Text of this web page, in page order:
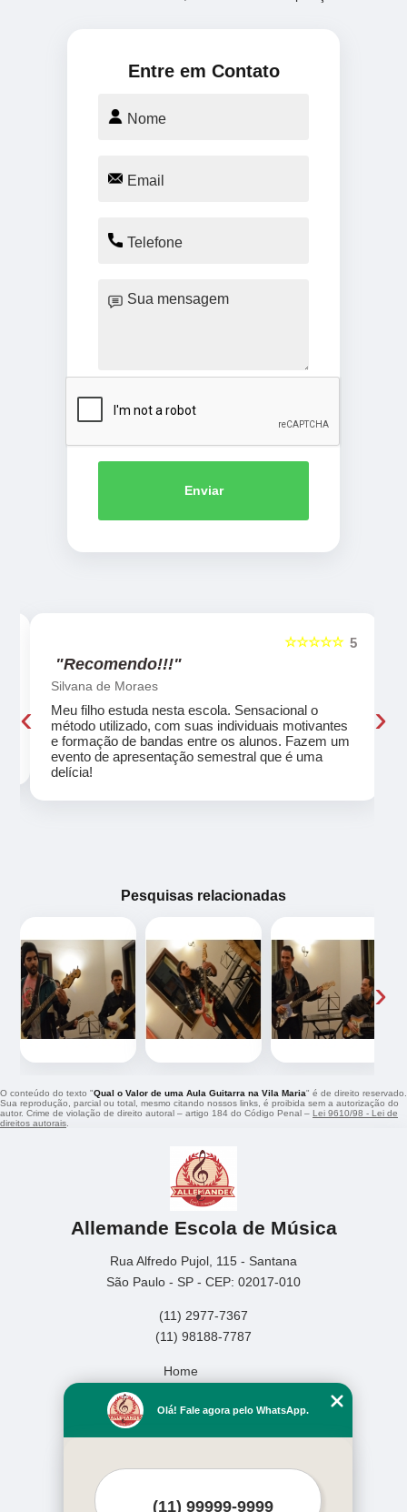
Entre em Contato
Enviar
5
☆☆☆☆☆
"Recomendo!!!"
Silvana de Moraes
Meu filho estuda nesta escola. Sensacional o
método utilizado, com suas individuais motivantes
e formação de bandas entre os alunos. Fazem um
evento de apresentação semestral que é uma
delícia!
‹ ›
Pesquisas relacionadas
‹ ›
O conteúdo do texto "Qual o Valor de uma Aula Guitarra na Vila Maria" é de direito reservado.
Sua reprodução, parcial ou total, mesmo citando nossos links, é proibida sem a autorização do
autor. Crime de violação de direito autoral – artigo 184 do Código Penal – Lei 9610/98 - Lei de
direitos autorais
Allemande Escola de Música
Rua Alfredo Pujol, 115 - Santana
São Paulo - SP - CEP: 02017-010
(11) 2977-7367
(11) 98188-7787
Home
Missão
Olá! Fale agora pelo WhatsApp.